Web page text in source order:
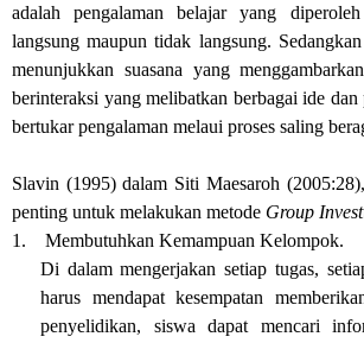
adalah pengalaman belajar yang
langsung maupun tidak langsung.
menunjukkan suasana yang
berinteraksi yang melibatkan berbagai ide dan
bertukar pengalaman melaui proses saling
Slavin (1995) dalam Siti Maesaroh
penting untuk melakukan metode Group
1.
Membutuhkan Kemampuan Kelompok.
Di dalam mengerjakan setiap tugas,
harus mendapat kesempatan
penyelidikan, siswa dapat mencari